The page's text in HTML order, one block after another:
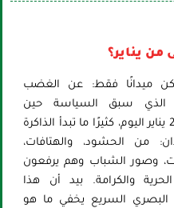
من يناير؟
تكن ميدانًا فقط: عن الغضب
الذي سبق السياسة حين
نستعيد 25 يناير اليوم، كثيرًا ما تبدأ الذاكرة
من الحشود، والهتافات،
وصور الشباب وهم يرفعون
والكرامة. بيد أن هذا
البصري السريع يخفي ما هو